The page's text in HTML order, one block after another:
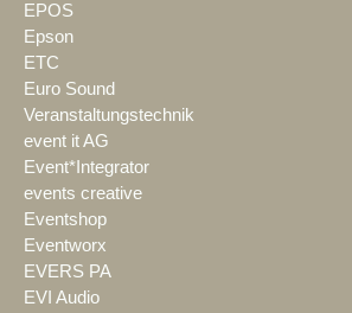
EPOS
Epson
ETC
Euro Sound
Veranstaltungstechnik
event it AG
Event*Integrator
events creative
Eventshop
Eventworx
EVERS PA
EVI Audio